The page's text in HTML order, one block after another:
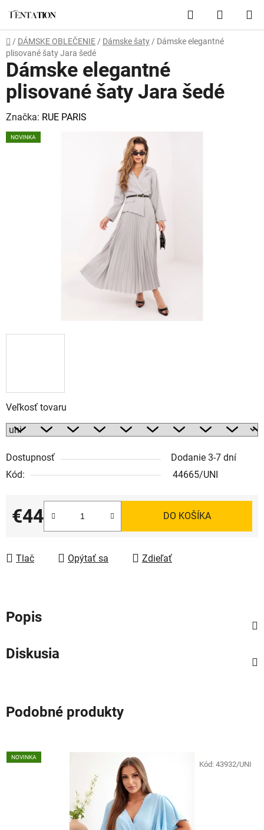
obsah
Hľadať
KOŠÍK
Domov
/ DÁMSKE OBLEČENIE / Dámske šaty / Dámske elegantné
plisované šaty Jara šedé
Veľkosť tovaru
Dostupnosť
Dodanie 3-7 dní
Kód:
44665/UNI
€44
Jednotková cena:
DO KOŠÍKA
Tlač Opýtať sa Zdieľať
Dámske elegantné
plisované šaty Jara šedé
Značka: RUE PARIS
NOVINKA
Popis
Diskusia
Podobné produkty
NOVINKA
Kód: 43932/UNI